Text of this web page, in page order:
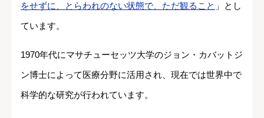
をせずに、とらわれのない状態で、ただ観ること 」とし
ています。
1970年代にマサチューセッツ大学のジョン・カバットジ
ン博士によって医療分野に活用され、現在では世界中で
科学的な研究が行われています。